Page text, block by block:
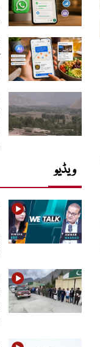
ویڈیو